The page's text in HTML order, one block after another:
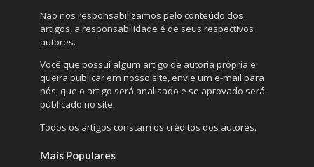
Não nos responsabilizamos pelo conteúdo dos
artigos, a responsabilidade é de seus respectivos
autores.
Você que possuí algum artigo de autoria própria e
queira publicar em nosso site, envie um e-mail para
nós, que o artigo será analisado e se aprovado será
públicado no site.
Todos os artigos constam os créditos dos autores.
Mais Populares